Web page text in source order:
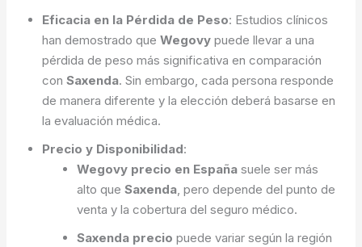
Eficacia en la Pérdida de Peso: Estudios clínicos
han demostrado queWegovy puede llevar a una
pérdida de peso más significativa en comparación
conSaxenda. Sin embargo, cada persona responde
de manera diferente y la elección deberá basarse en
la evaluación médica.
Precio y Disponibilidad:
Wegovy precio en Españasuele ser más
alto que Saxenda, pero depende del punto de
venta y la cobertura del seguro médico.
Saxenda precio puede variar según la región